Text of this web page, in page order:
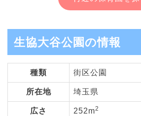
生協大谷公園の情報
種類 街区公園
所在地 埼玉県
広さ 252m2